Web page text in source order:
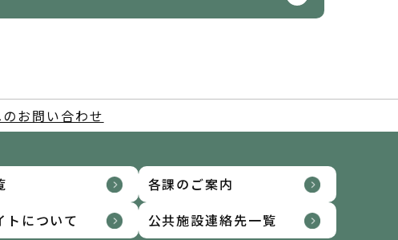
お問い合わせ
各課のご案内
トについて
公共施設連絡先一覧